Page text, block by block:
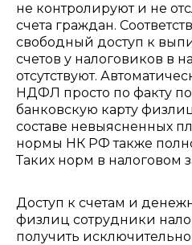
не контролируют и не
счета граждан.
свободный доступ к
счетов у налоговиков в
отсутствуют.
НДФЛ просто по факту
банковскую карту
составе невыясненных
нормы НК РФ также
Таких норм в налоговом
Доступ к счетам и
физлиц сотрудники
получить